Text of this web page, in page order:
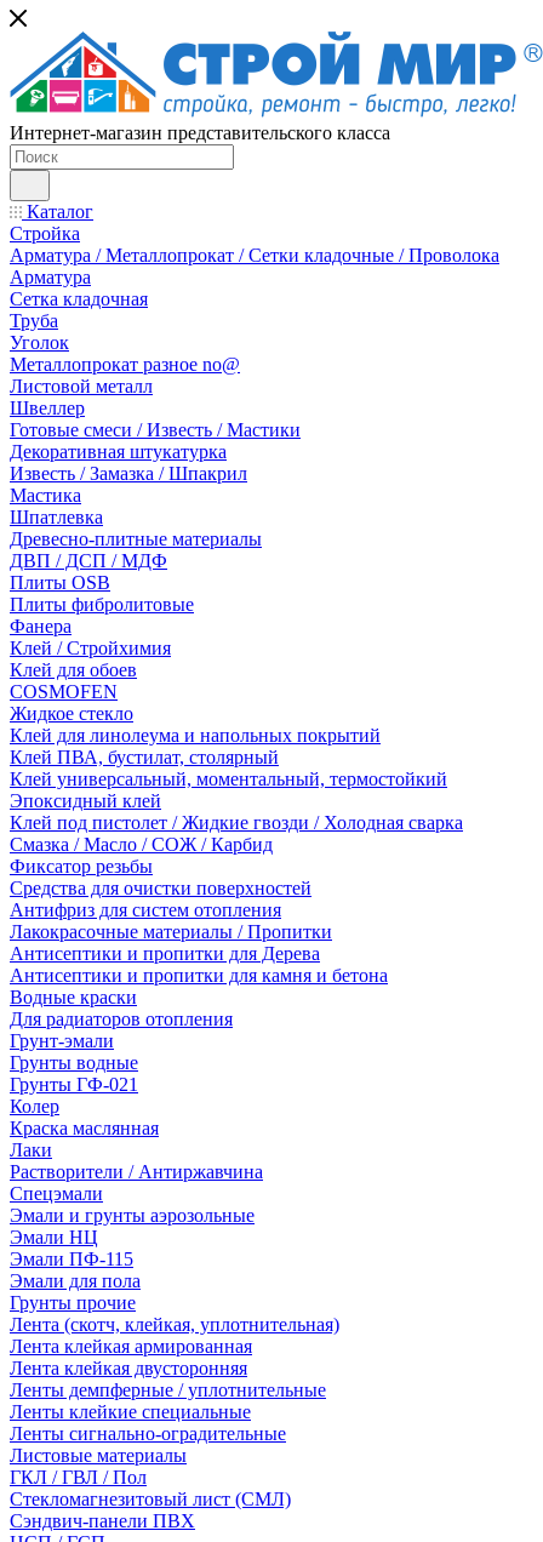
Интернет-магазин представительского класса
Каталог
Стройка
Арматура / Металлопрокат / Сетки кладочные / Проволока
Арматура
Сетка кладочная
Труба
Уголок
Металлопрокат разное no@
Листовой металл
Швеллер
Готовые смеси / Известь / Мастики
Декоративная штукатурка
Известь / Замазка / Шпакрил
Мастика
Шпатлевка
Древесно-плитные материалы
ДВП / ДСП / МДФ
Плиты OSB
Плиты фибролитовые
Фанера
Клей / Стройхимия
Клей для обоев
COSMOFEN
Жидкое стекло
Клей для линолеума и напольных покрытий
Клей ПВА, бустилат, столярный
Клей универсальный, моментальный, термостойкий
Эпоксидный клей
Клей под пистолет / Жидкие гвозди / Холодная сварка
Смазка / Масло / СОЖ / Карбид
Фиксатор резьбы
Средства для очистки поверхностей
Антифриз для систем отопления
Лакокрасочные материалы / Пропитки
Антисептики и пропитки для Дерева
Антисептики и пропитки для камня и бетона
Водные краски
Для радиаторов отопления
Грунт-эмали
Грунты водные
Грунты ГФ-021
Колер
Краска маслянная
Лаки
Растворители / Антиржавчина
Спецэмали
Эмали и грунты аэрозольные
Эмали НЦ
Эмали ПФ-115
Эмали для пола
Грунты прочие
Лента (скотч, клейкая, уплотнительная)
Лента клейкая армированная
Лента клейкая двусторонняя
Ленты демпферные / уплотнительные
Ленты клейкие специальные
Ленты сигнально-оградительные
Листовые материалы
ГКЛ / ГВЛ / Пол
Стекломагнезитовый лист (СМЛ)
Сэндвич-панели ПВХ